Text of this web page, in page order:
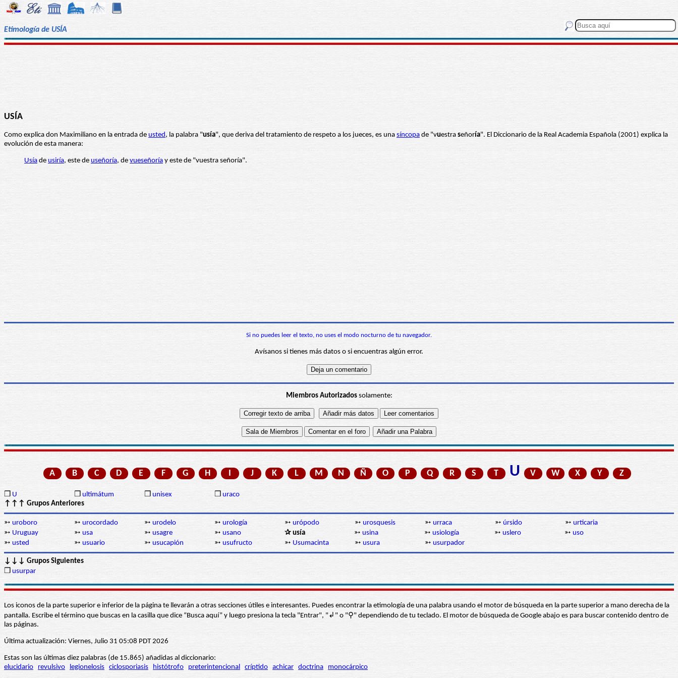
Etimología de USÍA
USÍA
Como explica don Maximiliano en la entrada de usted, la palabra "usía", que deriva del tratamiento de respeto a los jueces, es una síncopa de "vuestra señoría". El Diccionario de la Real Academia Española (2001) explica la
evolución de esta manera:
Usía de usiría, este de useñoría, de vueseñoría y este de "vuestra señoría".
Si no puedes leer el texto, no uses el modo nocturno de tu navegador.
Avísanos si tienes más datos o si encuentras algún error.
Miembros Autorizadossolamente:
A B C D E F G H I J K L M N Ñ O P Q R S T U V W X Y Z
❒ U ❒ ultimátum ❒ unisex ❒ uraco
↑↑↑ Grupos Anteriores
➳ uroboro ➳ urocordado ➳ urodelo ➳ urología ➳ urópodo ➳ urosquesis ➳ urraca ➳ úrsido ➳ urticaria
➳ Uruguay ➳ usa ➳ usagre ➳ usano ✰ usía ➳ usina ➳ usiología ➳ uslero ➳ uso
➳ usted ➳ usuario ➳ usucapión ➳ usufructo ➳ Usumacinta ➳ usura ➳ usurpador
↓↓↓ Grupos Siguientes
❒ usurpar
Los iconos de la parte superior e inferior de la página te llevarán a otras secciones útiles e interesantes. Puedes encontrar la etimología de una palabra usando el motor de búsqueda en la parte superior a mano derecha de la
pantalla. Escribe el término que buscas en la casilla que dice “Busca aquí” y luego presiona la tecla "Entrar", "↲" o "⚲" dependiendo de tu teclado. El motor de búsqueda de Google abajo es para buscar contenido dentro de
las páginas.
Última actualización: Viernes, Julio 31 05:08 PDT 2026
Estas son las últimas diez palabras (de 15.865) añadidas al diccionario:
elucidario
revulsivo legionelosis ciclosporiasis histótrofo preterintencional críptido achicar doctrina monocárpico